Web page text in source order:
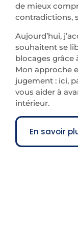
de mieux
contradictions,
Aujourd’hui,
souhaitent se
blocages grâce
Mon approche
jugement : ici,
vous aider à
intérieur.
En savoir